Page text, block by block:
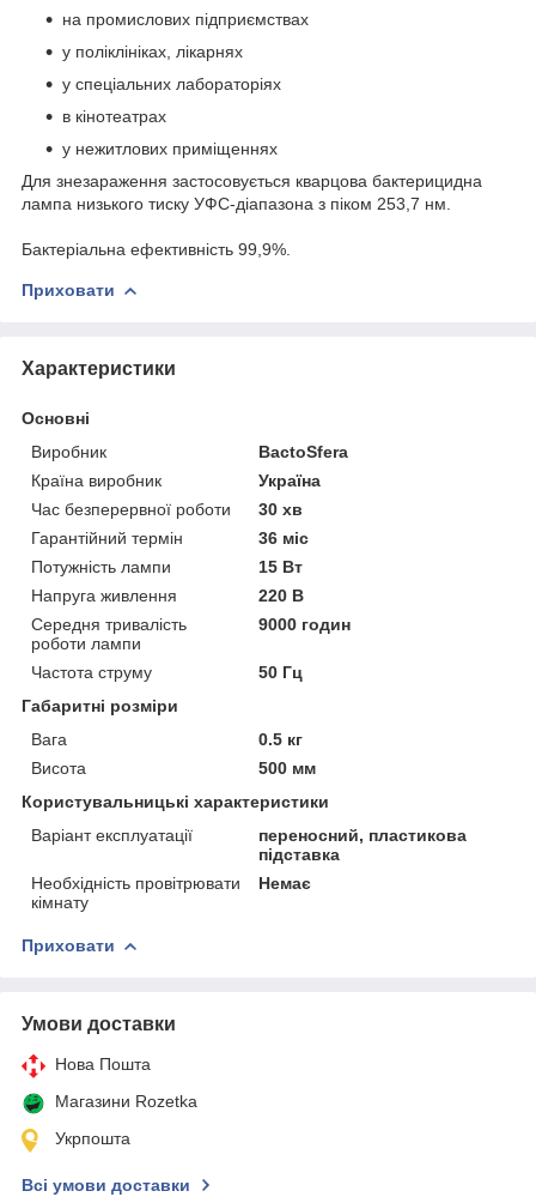
на промислових підприємствах
у поліклініках, лікарнях
у спеціальних лабораторіях
в кінотеатрах
у нежитлових приміщеннях
Для знезараження застосовується кварцова бактерицидна
лампа низького тиску УФС-діапазона з піком 253,7 нм.
Бактеріальна ефективність 99,9%.
Приховати
Характеристики
Основні
Виробник
BactoSfera
Країна виробник
Україна
Час безперервної роботи
30 хв
Гарантійний термін
36 міс
Потужність лампи
15 Вт
Напруга живлення
220 В
Середня тривалість
роботи лампи
9000 годин
Частота струму
50 Гц
Габаритні розміри
Вага
0.5 кг
Висота
500 мм
Користувальницькі характеристики
Варіант експлуатації
переносний, пластикова
підставка
Необхідність провітрювати
кімнату
Немає
Приховати
Умови доставки
Нова Пошта
Магазини Rozetka
Укрпошта
Всі умови доставки